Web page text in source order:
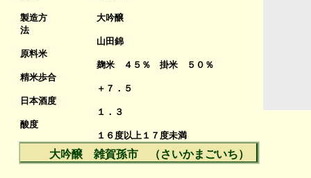
製造方
法
原料米
精米歩合
日本酒度
酸度
アルコール
大吟醸
山田錦
麹米 ４５％ 掛米 ５０％
＋７．５
１．３
１６度以上１７度未満
大吟醸 雑賀孫市 （さいかまごいち）